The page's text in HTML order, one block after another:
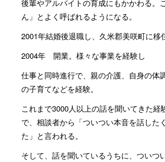
後輩やアルバイトの育成にもかかわる。
ん」とよく呼ばれるようになる。
2001年結婚後退職し、久米郡美咲町に移
2004年 開業。様々な事業を経験し
仕事と同時進行で、親の介護、自身の体
の子育てなどを経験。
これまで3000人以上の話を聞いてきた経
で、相談者から「ついつい本音を話した
た」と言われる。
そして、話を聞いているうちに、ついつ